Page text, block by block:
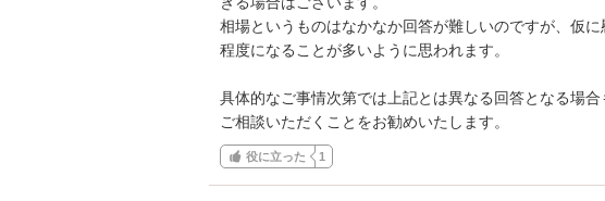
相場というものはなかなか回答が難しいのですが、仮
程度になることが多いように思われます。
具体的なご事情次第では上記とは異なる回答となる場
ご相談いただくことをお勧めいたします。
役に立った 1